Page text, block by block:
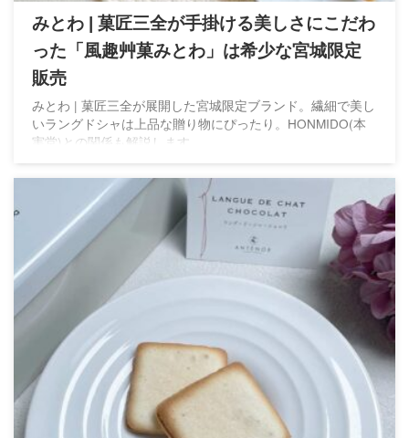
みとわ | 菓匠三全が手掛ける美しさにこだわ
った「風趣艸菓みとわ」は希少な宮城限定
販売
みとわ | 菓匠三全が展開した宮城限定ブランド。繊細で美し
いラングドシャは上品な贈り物にぴったり。HONMIDO(本
実堂)との関係も解説します。